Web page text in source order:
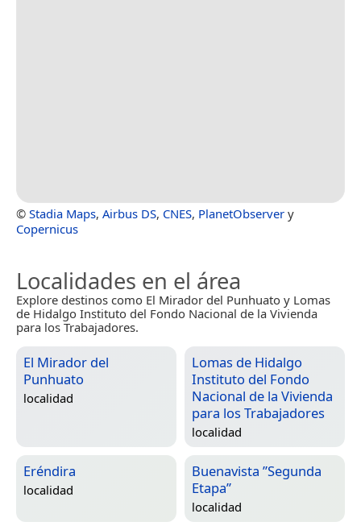
© Stadia Maps, Airbus DS, CNES, PlanetObserver y
Copernicus
Localidades en el área
Explore destinos como El Mirador del Punhuato y Lomas
de Hidalgo Instituto del Fondo Nacional de la Vivienda
para los Trabajadores.
El Mirador del
Punhuato
localidad
Lomas de Hidalgo
Instituto del Fondo
Nacional de la Vivienda
para los Trabajadores
localidad
Eréndira
localidad
Buenavista ”Segunda
Etapa”
localidad